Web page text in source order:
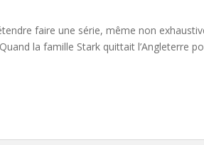
faire une série, même non
la famille Stark quittait l’Angleterre